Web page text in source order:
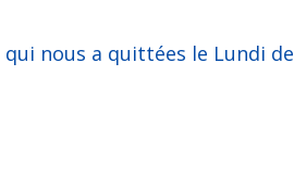
nous a quittées le Lundi